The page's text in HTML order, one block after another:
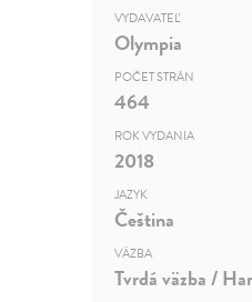
VYDAVATEĽ
Olympia
POČET STRÁN
464
ROK VYDANIA
2018
JAZYK
Čeština
VÄZBA
Tvrdá väzba /